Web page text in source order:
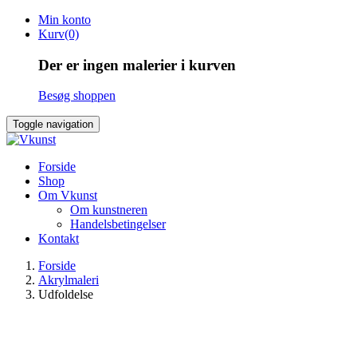
Skip
Min konto
Kurv(0)
Der er ingen malerier i kurven
Besøg shoppen
Toggle navigation
Forside
Shop
Om Vkunst
Om kunstneren
Handelsbetingelser
Kontakt
Forside
Akrylmaleri
Udfoldelse